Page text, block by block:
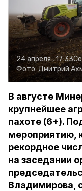
24 апреля , 17:33
Фото:Дмитрий
В августе
крупнейшее
пахоте (6+).
мероприятию,
рекордное
на заседании
Владимирова,